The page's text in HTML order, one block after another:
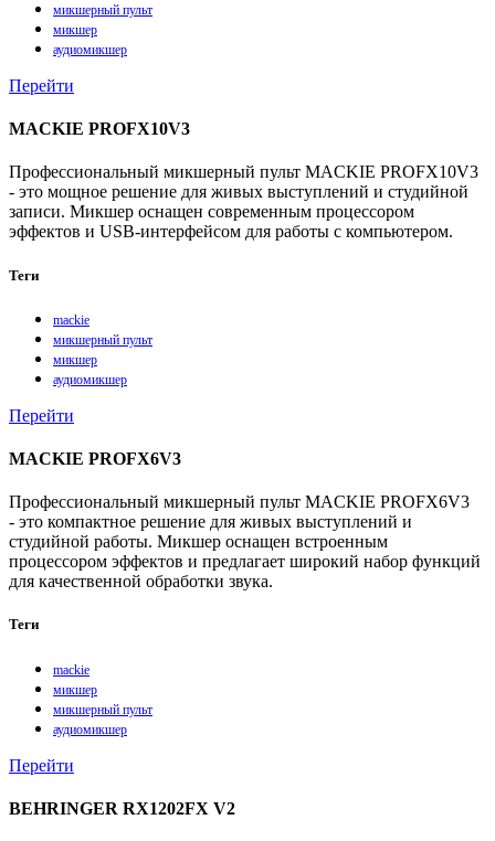
микшерный пульт
микшер
аудиомикшер
Перейти
MACKIE PROFX10V3
Профессиональный микшерный пульт MACKIE PROFX10V3
- это мощное решение для живых выступлений и студийной
записи. Микшер оснащен современным процессором
эффектов и USB-интерфейсом для работы с компьютером.
Теги
mackie
микшерный пульт
микшер
аудиомикшер
Перейти
MACKIE PROFX6V3
Профессиональный микшерный пульт MACKIE PROFX6V3
- это компактное решение для живых выступлений и
студийной работы. Микшер оснащен встроенным
процессором эффектов и предлагает широкий набор функций
для качественной обработки звука.
Теги
mackie
микшер
микшерный пульт
аудиомикшер
Перейти
BEHRINGER RX1202FX V2